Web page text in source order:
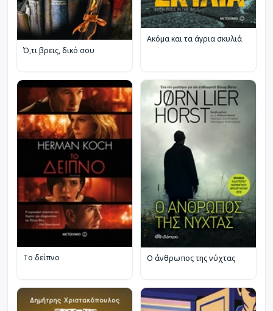
Ό,τι βρεις, δικό σου
Ακόμα και τα άγρια σκυλιά
Το δείπνο Ο άνθρωπος της νύχτας